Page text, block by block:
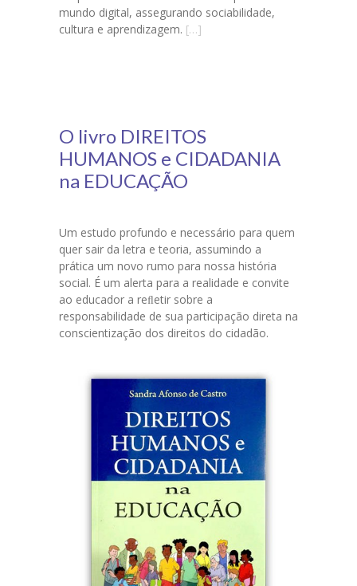
mundo digital, assegurando sociabilidade,
cultura e aprendizagem. […]
O livro DIREITOS
HUMANOS e CIDADANIA
na EDUCAÇÃO
Um estudo profundo e necessário para quem
quer sair da letra e teoria, assumindo a
prática um novo rumo para nossa história
social. É um alerta para a realidade e convite
ao educador a reﬂetir sobre a
responsabilidade de sua participação direta na
conscientização dos direitos do cidadão.